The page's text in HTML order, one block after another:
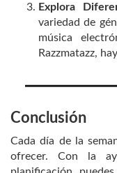
Explora
variedad de
música
Razzmatazz,
Conclusión
Cada día de la
ofrecer. Con la